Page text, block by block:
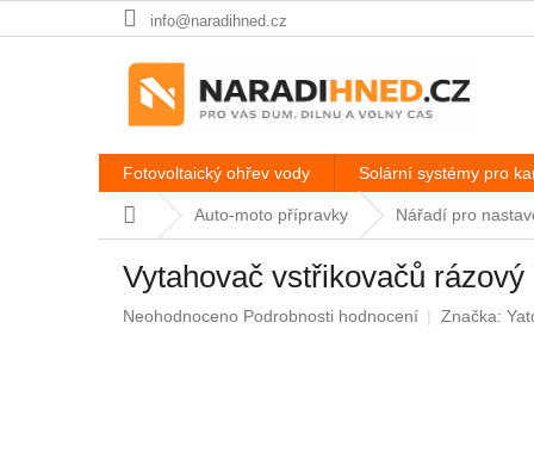
na
info@naradihned.cz
Fotovoltaický ohřev vody Solární systémy pro
Domů Auto-moto přípravky Nářadí pro
Vytahovač vstřikovačů rázový
Průměrné
Neohodnoceno Podrobnosti hodnocení Značka: